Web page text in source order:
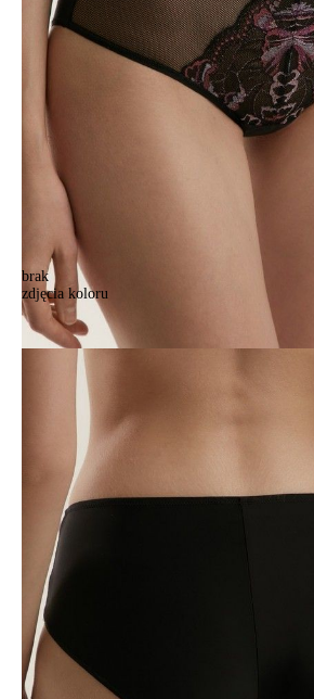
brak
zdjęcia koloru
Majtki CONTE ELEGANT DREAM TP7119,
Majtki CONTE ELEGANT DREAM TP7119,
81,90 zł
Tabela rozmiarów
106/XL
110/XXL
Ilość:
Jak złożyć zamówienie
POWIADOM MNIE O DOSTĘPNOŚCI